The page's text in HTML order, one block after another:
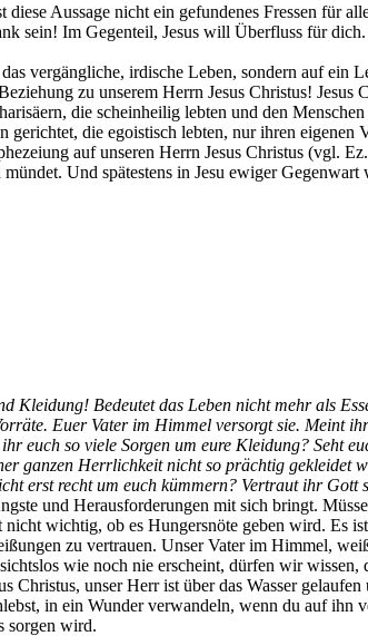
Aussage nicht ein gefundenes Fressen für
sein! Im Gegenteil, Jesus will Überfluss für dich.
vergängliche, irdische Leben, sondern auf ein
zu unserem Herrn Jesus Christus! Jesus
die scheinheilig lebten und den Menschen
die egoistisch lebten, nur ihren eigenen
auf unseren Herrn Jesus Christus (vgl.
Und spätestens in Jesu ewiger Gegenwart
Kleidung! Bedeutet das Leben nicht mehr als
Euer Vater im Himmel versorgt sie. Meint
euch so viele Sorgen um eure Kleidung? Seht
ganzen Herrlichkeit nicht so prächtig gekleidet
erst recht um euch kümmern? Vertraut ihr Gott
und Herausforderungen mit sich bringt.
wichtig, ob es Hungersnöte geben wird. Es
zu vertrauen. Unser Vater im Himmel,
wie noch nie erscheint, dürfen wir wissen,
unser Herr ist über das Wasser gelaufen
in ein Wunder verwandeln, wenn du auf ihn
sorgen wird.